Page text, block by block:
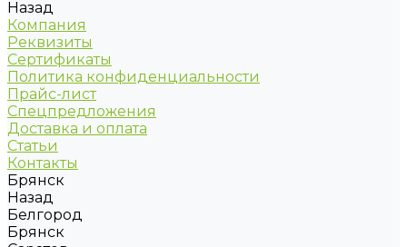
Назад
Компания
Реквизиты
Сертификаты
Политика конфиденциальности
Прайс-лист
Спецпредложения
Доставка и оплата
Статьи
Контакты
Брянск
Назад
Белгород
Брянск